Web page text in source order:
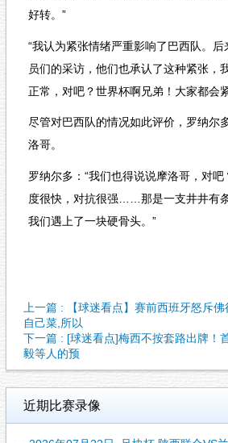
好转。”
“我认为紧张情绪严重影响了巴西队。
员们的采访，他们也承认了这种紧张，
正常，对吧？世界杯啊兄弟！大家都会
尽管对巴西队的情况如此评价，罗纳尔
洛哥。
罗纳尔多：“我们也得说说摩洛哥，对
度很快，对抗很强……那是一支井井有
我们遇上了一块硬骨头。”
上一篇 : 【球迷看点】赛前西班牙怒斥
自己菜,所以
下一篇 : [球迷看点]梅西不按套路出牌！
毅等人的预
近期比赛录像